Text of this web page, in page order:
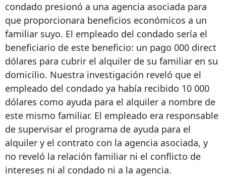
condado presionó a una agencia asociada para
que proporcionara beneficios económicos a un
familiar suyo. El empleado del condado sería el
beneficiario de este beneficio: un pago 000 direct
dólares para cubrir el alquiler de su familiar en su
domicilio. Nuestra investigación reveló que el
empleado del condado ya había recibido 10 000
dólares como ayuda para el alquiler a nombre de
este mismo familiar. El empleado era responsable
de supervisar el programa de ayuda para el
alquiler y el contrato con la agencia asociada, y
no reveló la relación familiar ni el conflicto de
intereses ni al condado ni a la agencia.